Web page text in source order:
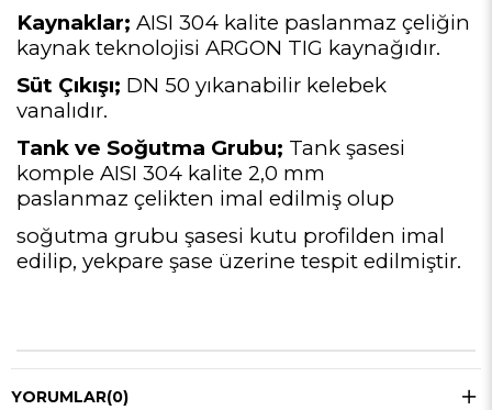
Kaynaklar; AISI 304 kalite paslanmaz çeliğin
kaynak teknolojisi ARGON TIG kaynağıdır.
Süt Çıkışı; DN 50 yıkanabilir kelebek
vanalıdır.
Tank ve Soğutma Grubu; Tank şasesi
komple AISI 304 kalite 2,0 mm
paslanmaz çelikten imal edilmiş olup
soğutma grubu şasesi kutu profilden imal
edilip, yekpare şase üzerine tespit edilmiştir.
YORUMLAR(0)